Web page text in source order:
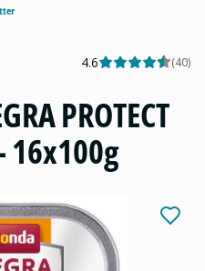
4.6 (40)
PROTECT
16x100g